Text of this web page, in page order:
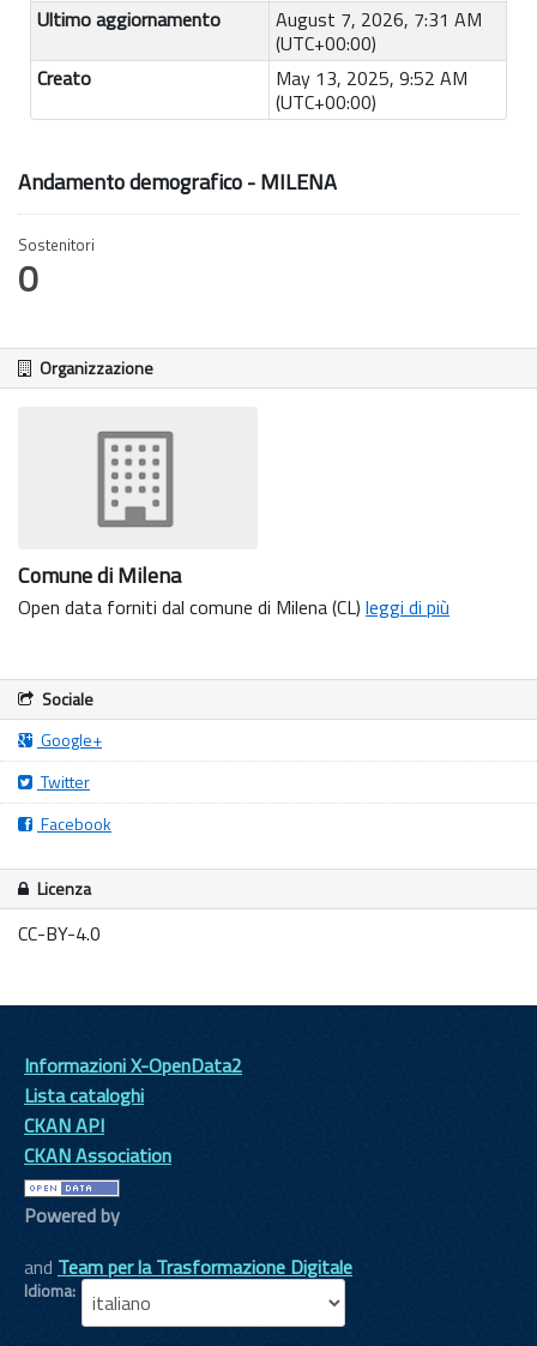
Ultimo aggiornamento
August 7, 2026, 7:31 AM
(UTC+00:00)
Creato
May 13, 2025, 9:52 AM
(UTC+00:00)
Andamento demografico - MILENA
Sostenitori
0
Organizzazione
Comune di Milena
Open data forniti dal comune di Milena (CL) leggi di più
Sociale
Google+
Twitter
Facebook
Licenza
CC-BY-4.0
Informazioni X-OpenData2
Lista cataloghi
CKAN API
CKAN Association
Powered by
and Team per la Trasformazione Digitale
Idioma